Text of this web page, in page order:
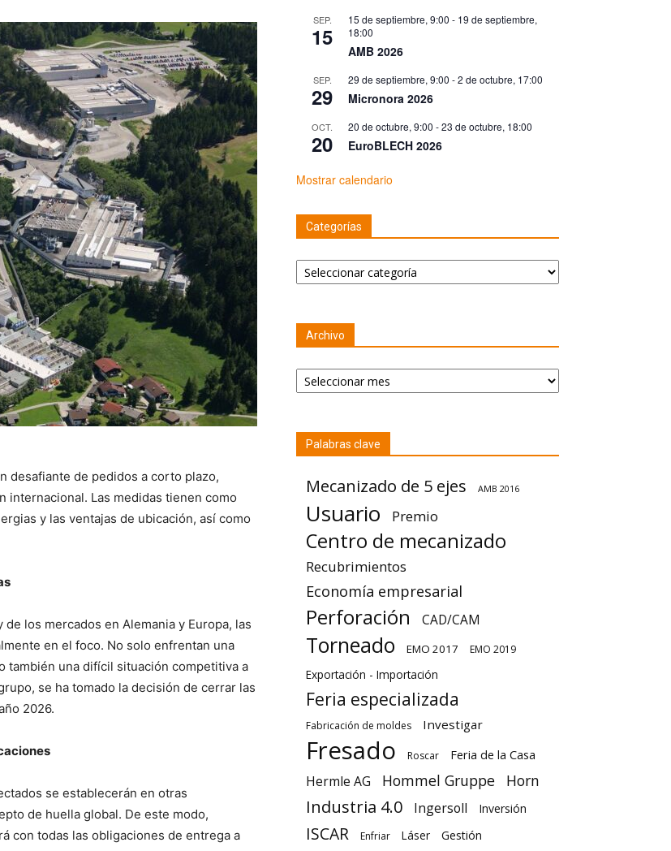
desafiante de pedidos a corto plazo,
internacional. Las medidas tienen como
y las ventajas de ubicación, así como
los mercados en Alemania y Europa, las
en el foco. No solo enfrentan una
también una difícil situación competitiva a
se ha tomado la decisión de cerrar las
2026.
se establecerán en otras
de huella global. De este modo,
con todas las obligaciones de entrega a
SEP.
15
15 de septiembre, 9:00 - 19 de septiembre,
18:00
AMB 2026
SEP.
29
29 de septiembre, 9:00 -2 de octubre, 17:00
Micronora 2026
OCT.
20
20 de octubre, 9:00 -23 de octubre, 18:00
EuroBLECH 2026
Mostrar calendario
Categorías
Categorías
Archivo
Archivo
Palabras clave
Mecanizado de 5 ejes AMB 2016
Usuario Premio
Centro de mecanizado
Recubrimientos
Economía empresarial
Perforación CAD/CAM
Torneado EMO 2017 EMO 2019
Exportación - Importación
Feria especializada
Fabricación de moldes Investigar
Fresado Roscar Feria de la Casa
Hermle AG Hommel Gruppe Horn
Industria 4.0 Ingersoll Inversión
ISCAR Enfriar Láser Gestión